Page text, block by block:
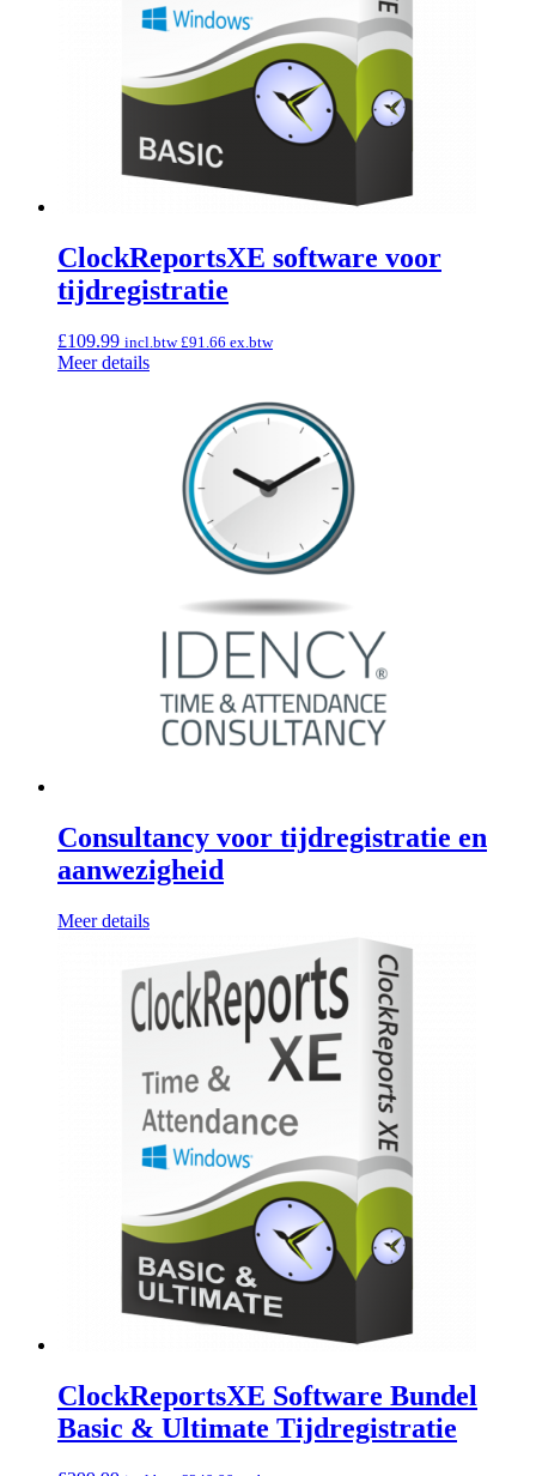
ClockReportsXE software voor
tijdregistratie
£109.99 incl.btw£91.66 ex.btw
Meer details
Consultancy voor tijdregistratie en
aanwezigheid
Meer details
ClockReportsXE Software Bundel
Basic & Ultimate Tijdregistratie